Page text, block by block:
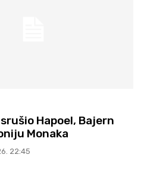
Hapoel, Bajern
Monaka
22:45